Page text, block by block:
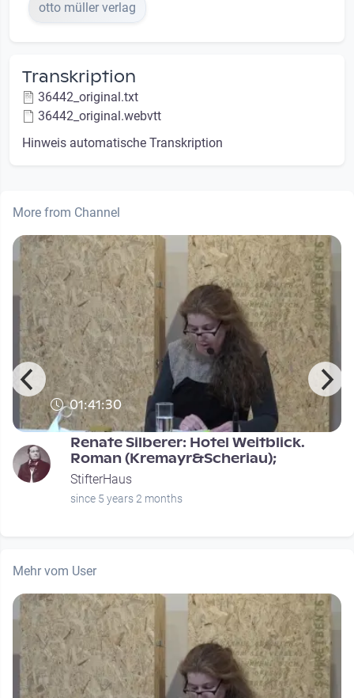
otto müller verlag
Transkription
36442_original.txt
36442_original.webvtt
Hinweis automatische Transkription
More from Channel
01:41:30
Renate Silberer: Hotel Weitblick.
Roman (Kremayr&Scheriau);
StifterHaus
since 5 years 2 months
Mehr vom User